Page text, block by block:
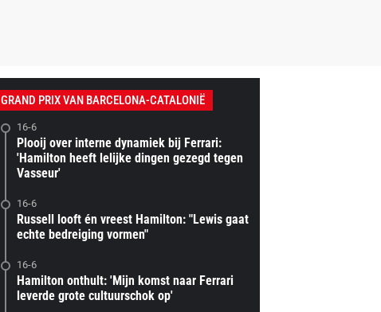
GRAND PRIX VAN BARCELONA-CATALONIË
16-6
Plooij over interne dynamiek bij Ferrari:
'Hamilton heeft lelijke dingen gezegd tegen
Vasseur'
16-6
Russell looft én vreest Hamilton: "Lewis gaat
echte bedreiging vormen"
16-6
Hamilton onthult: 'Mijn komst naar Ferrari
leverde grote cultuurschok op'